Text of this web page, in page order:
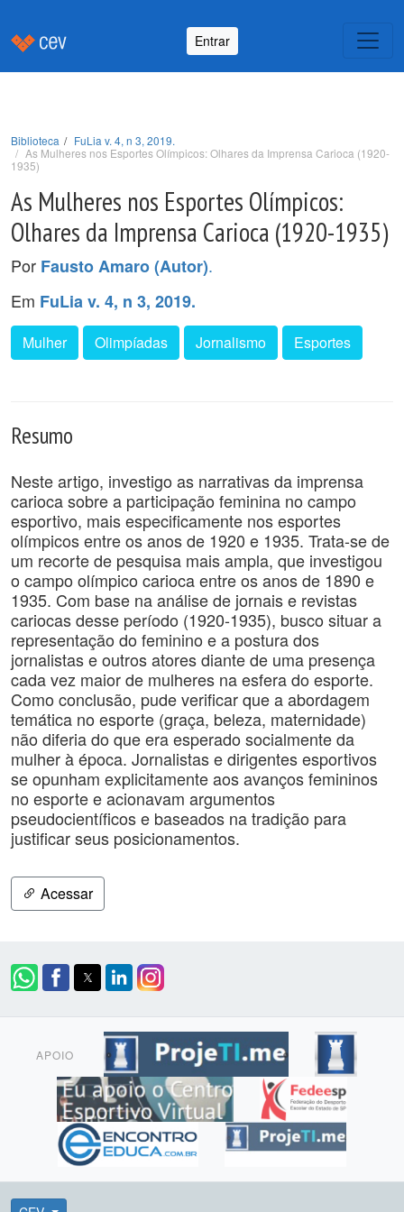
Entrar
Biblioteca
FuLia v. 4, n 3, 2019.
As Mulheres nos Esportes Olímpicos: Olhares da Imprensa Carioca (1920-
1935)
As Mulheres nos Esportes Olímpicos:
Olhares da Imprensa Carioca (1920-1935)
Por Fausto Amaro (Autor).
Em FuLia v. 4, n 3, 2019.
Mulher Olimpíadas Jornalismo Esportes
Resumo
Neste artigo, investigo as narrativas da imprensa
carioca sobre a participação feminina no campo
esportivo, mais especificamente nos esportes
olímpicos entre os anos de 1920 e 1935. Trata-se de
um recorte de pesquisa mais ampla, que investigou
o campo olímpico carioca entre os anos de 1890 e
1935. Com base na análise de jornais e revistas
cariocas desse período (1920-1935), busco situar a
representação do feminino e a postura dos
jornalistas e outros atores diante de uma presença
cada vez maior de mulheres na esfera do esporte.
Como conclusão, pude verificar que a abordagem
temática no esporte (graça, beleza, maternidade)
não diferia do que era esperado socialmente da
mulher à época. Jornalistas e dirigentes esportivos
se opunham explicitamente aos avanços femininos
no esporte e acionavam argumentos
pseudocientíficos e baseados na tradição para
justificar seus posicionamentos.
Acessar
APOIO